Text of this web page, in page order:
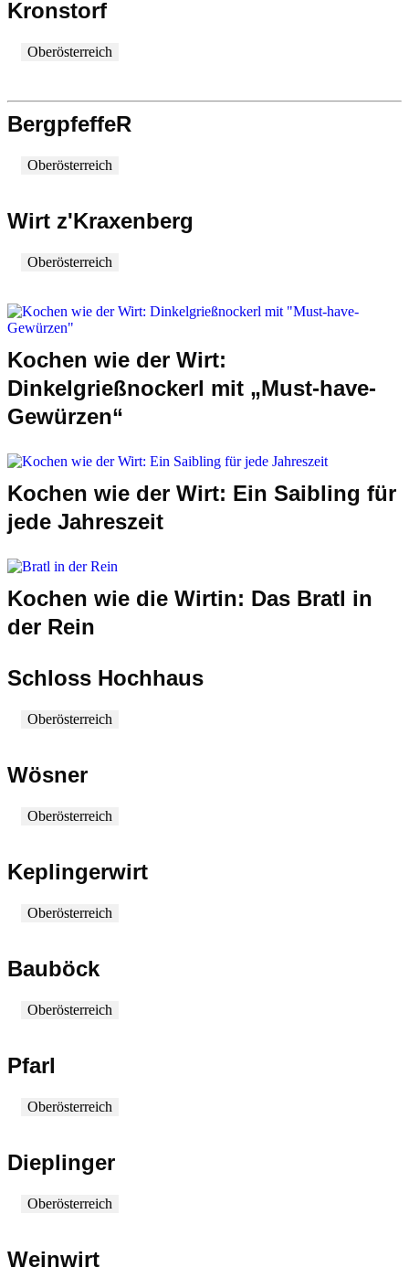
Kronstorf
Oberösterreich
BergpfeffeR
Oberösterreich
Wirt z'Kraxenberg
Oberösterreich
Kochen wie der Wirt:
Dinkelgrießnockerl mit „Must-have-
Gewürzen“
Kochen wie der Wirt: Ein Saibling für
jede Jahreszeit
Kochen wie die Wirtin: Das Bratl in
der Rein
Schloss Hochhaus
Oberösterreich
Wösner
Oberösterreich
Keplingerwirt
Oberösterreich
Bauböck
Oberösterreich
Pfarl
Oberösterreich
Dieplinger
Oberösterreich
Weinwirt